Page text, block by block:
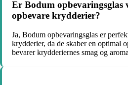
Er Bodum opbevaringsglas
opbevare krydderier?
Ja, Bodum opbevaringsglas er
krydderier, da de skaber en optimal
bevarer krydderiernes smag og